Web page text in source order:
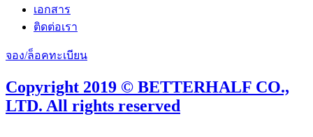
เอกสาร
ติดต่อเรา
จอง/ล็อคทะเบียน
Copyright 2019 © BETTERHALF CO.,
LTD. All rights reserved